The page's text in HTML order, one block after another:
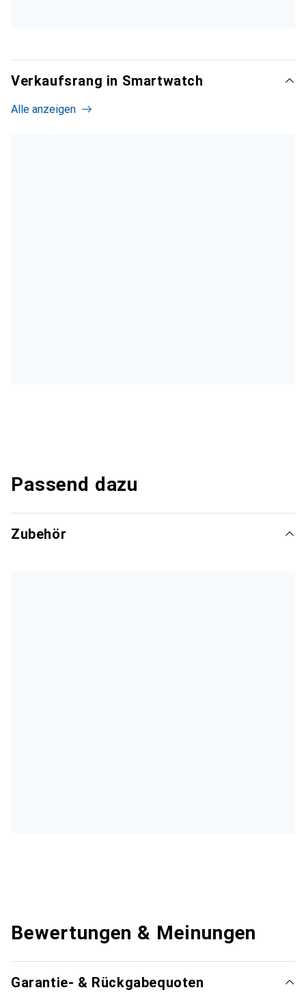
Verkaufsrang in Smartwatch
Alle anzeigen
Passend dazu
Zubehör
Bewertungen & Meinungen
Garantie- & Rückgabequoten